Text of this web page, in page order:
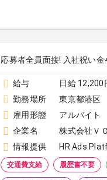
応募者全員面接! 入社祝い
給与
日給 12,200
勤務場所
東京都港区
雇用形態
アルバイト
企業名
株式会社Ｖ
情報提供
HR Ads
交通費支給 履歴書不要